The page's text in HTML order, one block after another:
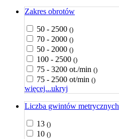
Zakres obrotów
50 - 2500 ()
70 - 2000 ()
50 - 2000 ()
100 - 2500 ()
75 - 3200 ot./min ()
75 - 2500 ot/min ()
więcej...ukryj
Liczba gwintów metrycznych
13 ()
10 ()